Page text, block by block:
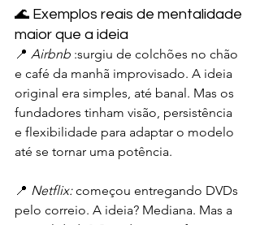
🌊 Exemplos reais de mentalidade
maior que a ideia
📍 Airbnb :surgiu de colchões no chão
e café da manhã improvisado. A ideia
original era simples, até banal. Mas os
fundadores tinham visão, persistência
e flexibilidade para adaptar o modelo
até se tornar uma potência.
📍 Netflix: começou entregando DVDs
pelo correio. A ideia? Mediana. Mas a